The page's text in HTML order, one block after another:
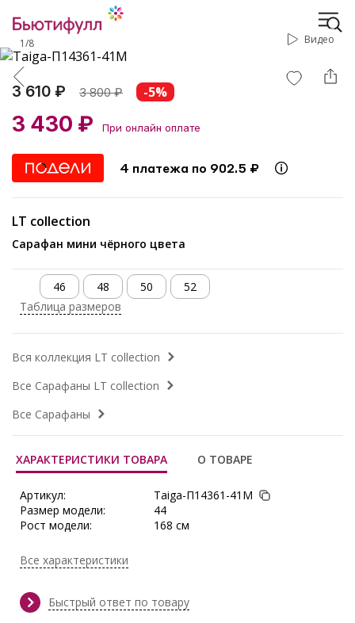
1/8 Видео
3 610 ₽ 3 800₽ -5%
3 430 ₽ При онлайн оплате
4 платежа по 902.5 ₽
LT collection
Сарафан мини чёрного цвета
46 48 50
52
Таблица размеров
Вся коллекция LT collection
Все Сарафаны LT collection
Все Сарафаны
ХАРАКТЕРИСТИКИ ТОВАРА О ТОВАРЕ
Артикул:
Taiga-П14361-41М
Размер модели:
44
Рост модели:
168 см
Тип ткани:
см
Сезон:
Все характеристики
Быстрый ответ по товару